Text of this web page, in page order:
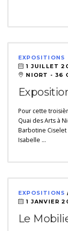
EXPOSITIONS
1 JUILLET
NIORT - 36
Pour cette
Quai des Arts à
Barbotine Ciselet
Isabelle …
EXPOSITIONS
1 JANVIER
Le